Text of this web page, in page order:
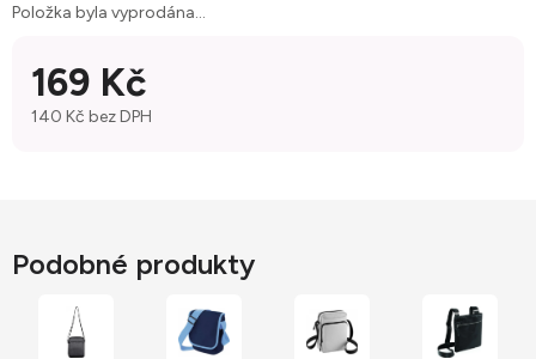
Položka byla vyprodána…
169 Kč
140 Kč bez DPH
Podobné produkty